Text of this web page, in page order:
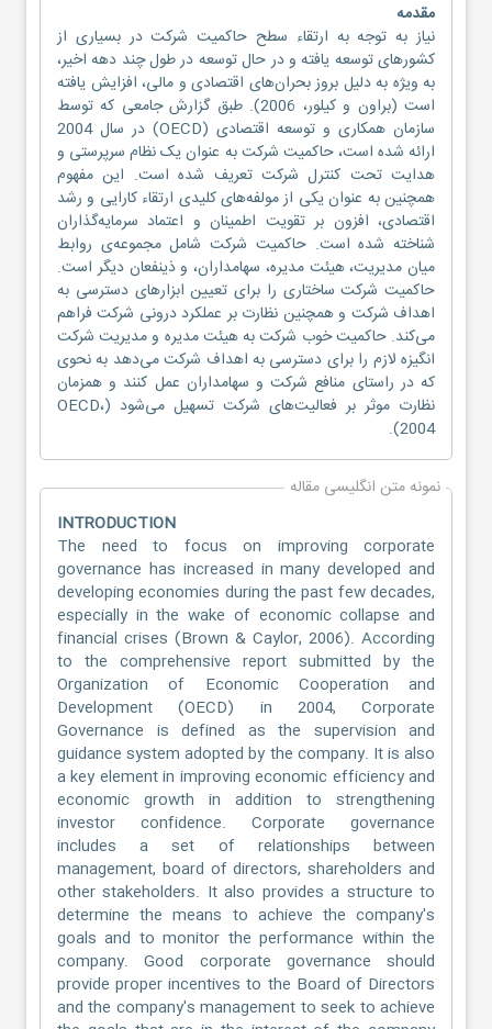
مقدمه
نیاز به توجه به ارتقاء سطح حاکمیت شرکت در بسیاری از
کشورهای توسعه یافته و در حال توسعه در طول چند دهه اخیر،
به ویژه به دلیل بروز بحران‌های اقتصادی و مالی، افزایش یافته
است (براون و کیلور، 2006). طبق گزارش جامعی که توسط
سازمان همکاری و توسعه اقتصادی (OECD) در سال 2004
ارائه شده است، حاکمیت شرکت به عنوان یک نظام سرپرستی و
هدایت تحت کنترل شرکت تعریف شده است. این مفهوم
همچنین به عنوان یکی از مولفه‌های کلیدی ارتقاء کارایی و رشد
اقتصادی، افزون بر تقویت اطمینان و اعتماد سرمایه‌گذاران
شناخته شده است. حاکمیت شرکت شامل مجموعه‌ی روابط
میان مدیریت، هیئت مدیره، سهامداران، و ذینفعان دیگر است.
حاکمیت شرکت ساختاری را برای تعیین ابزارهای دسترسی به
اهداف شرکت و همچنین نظارت بر عملکرد درونی شرکت فراهم
می‌کند. حاکمیت خوب شرکت به هیئت مدیره و مدیریت شرکت
انگیزه لازم را برای دسترسی به اهداف شرکت می‌دهد به نحوی
که در راستای منافع شرکت و سهامداران عمل کنند و همزمان
نظارت موثر بر فعالیت‌های شرکت تسهیل می‌شود (OECD،
2004).
نمونه متن انگلیسی مقاله
INTRODUCTION
The need to focus on improving corporate
governance has increased in many developed and
developing economies during the past few decades,
especially in the wake of economic collapse and
financial crises (Brown & Caylor, 2006). According
to the comprehensive report submitted by the
Organization of Economic Cooperation and
Development (OECD) in 2004, Corporate
Governance is defined as the supervision and
guidance system adopted by the company. It is also
a key element in improving economic efficiency and
economic growth in addition to strengthening
investor confidence. Corporate governance
includes a set of relationships between
management, board of directors, shareholders and
other stakeholders. It also provides a structure to
determine the means to achieve the company's
goals and to monitor the performance within the
company. Good corporate governance should
provide proper incentives to the Board of Directors
and the company's management to seek to achieve